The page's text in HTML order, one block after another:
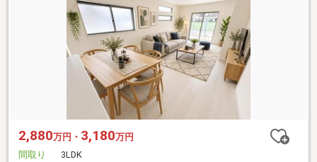
2,880万円・ 3,180万円
間取り
3LDK